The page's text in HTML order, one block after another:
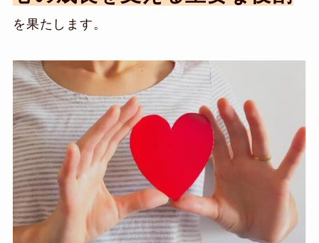
を果たします。